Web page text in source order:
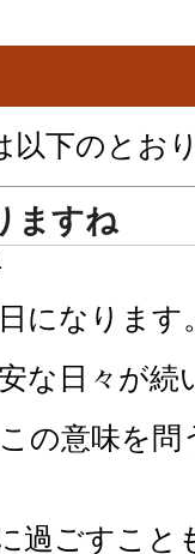
以下のとお
ますね
になります
な日々が続
の意味を
過ごすこと